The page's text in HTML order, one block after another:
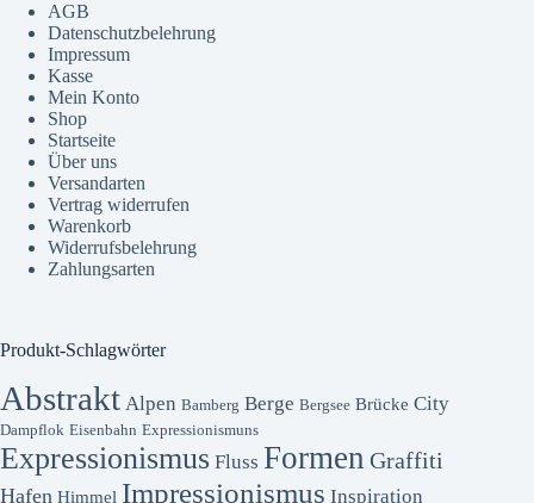
AGB
Datenschutzbelehrung
Impressum
Kasse
Mein Konto
Shop
Startseite
Über uns
Versandarten
Vertrag widerrufen
Warenkorb
Widerrufsbelehrung
Zahlungsarten
Produkt-Schlagwörter
Abstrakt Alpen Bamberg Berge Bergsee Brücke City
Dampflok Eisenbahn Expressionismuns
Expressionismus Fluss Formen Graffiti
Hafen Himmel Impressionismus Inspiration